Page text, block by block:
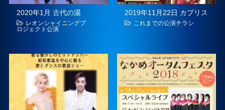
2020年1月 古代の湯
レオンシャイニングプ
ロジェクト公演
2019年11月22日 カプリス
これまでの公演チラシ